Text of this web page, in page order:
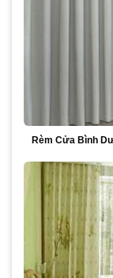
Rèm Cửa Bình